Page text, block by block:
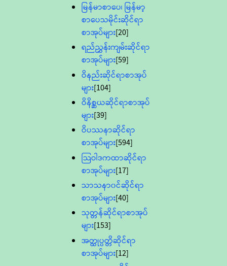
မြန်မာစာပေ၊ မြန်မာ့
စာပေသမိုင်းဆိုင်ရာ
စာအုပ်များ[20]
ရည်ညွှန်းကျမ်းဆိုင်ရာ
စာအုပ်များ[59]
ဝိနည်းဆိုင်ရာစာအုပ်
များ[104]
ဝိနိစ္ဆယဆိုင်ရာစာအုပ်
များ[39]
ဝိပဿနာဆိုင်ရာ
စာအုပ်များ[594]
သြဝါဒကထာဆိုင်ရာ
စာအုပ်များ[17]
သာသနာ၀င်ဆိုင်ရာ
စာအုပ်များ[40]
သုတ္တန်ဆိုင်ရာစာအုပ်
များ[153]
အတ္ထုပ္ပတ္တိဆိုင်ရာ
စာအုပ်များ[12]